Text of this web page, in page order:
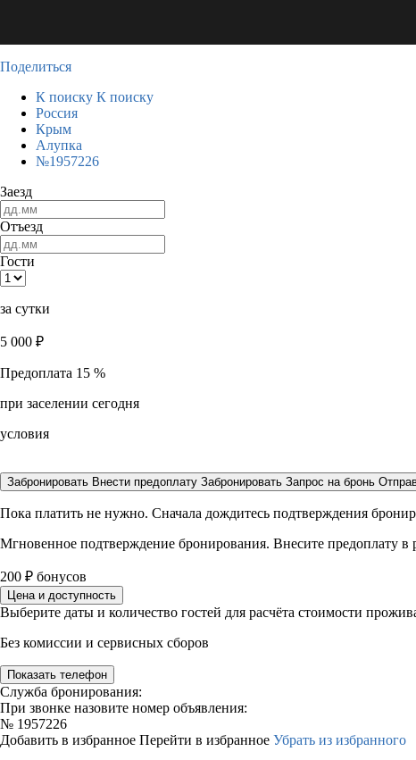
Поделиться
К поиску К поиску
Россия
Крым
Алупка
№1957226
Заезд
Отъезд
Гости
за сутки
5 000 ₽
Предоплата 15 %
при заселении сегодня
условия
Забронировать Внести предоплату Забронировать Запрос на бронь
Пока платить не нужно. Сначала дождитесь подтверждения
Мгновенное подтверждение бронирования. Внесите предоплату в
200 ₽ бонусов
Цена и доступность
Выберите даты и количество гостей для расчёта стоимости
Без комиссии и сервисных сборов
Показать телефон
Служба бронирования:
При звонке назовите номер объявления:
№ 1957226
Добавить в избранное Перейти в избранное Убрать из избранного